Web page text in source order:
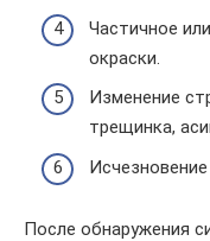
Частичное
окраски.
Изменение
трещинка,
После обнаружения